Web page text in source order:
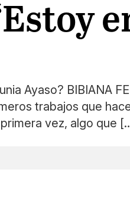
Ayaso? BIBIANA
trabajos que
vez, algo que